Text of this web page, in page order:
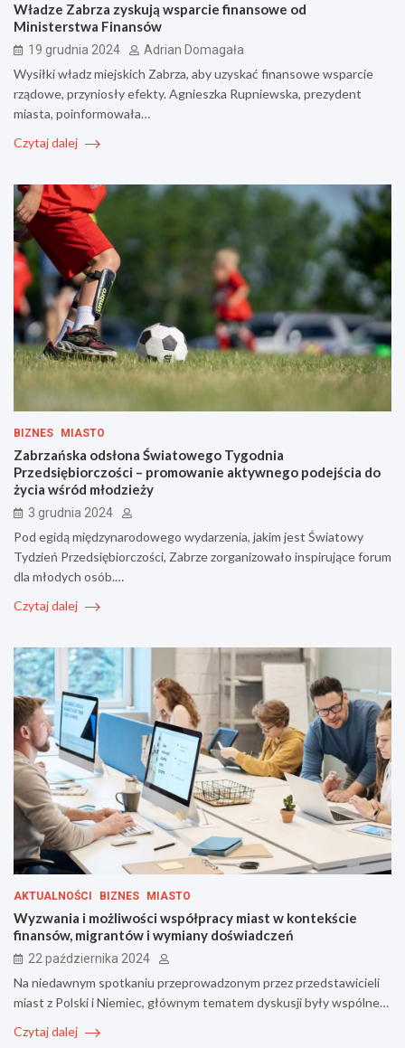
Władze Zabrza zyskują wsparcie finansowe od
Ministerstwa Finansów
19 grudnia 2024 Adrian Domagała
Wysiłki władz miejskich Zabrza, aby uzyskać finansowe wsparcie
rządowe, przyniosły efekty. Agnieszka Rupniewska, prezydent
miasta, poinformowała…
Czytaj dalej
BIZNES MIASTO
Zabrzańska odsłona Światowego Tygodnia
Przedsiębiorczości – promowanie aktywnego podejścia do
życia wśród młodzieży
3 grudnia 2024
Pod egidą międzynarodowego wydarzenia, jakim jest Światowy
Tydzień Przedsiębiorczości, Zabrze zorganizowało inspirujące forum
dla młodych osób.…
Czytaj dalej
AKTUALNOŚCI BIZNES MIASTO
Wyzwania i możliwości współpracy miast w kontekście
finansów, migrantów i wymiany doświadczeń
22 października 2024
Na niedawnym spotkaniu przeprowadzonym przez przedstawicieli
miast z Polski i Niemiec, głównym tematem dyskusji były wspólne…
Czytaj dalej